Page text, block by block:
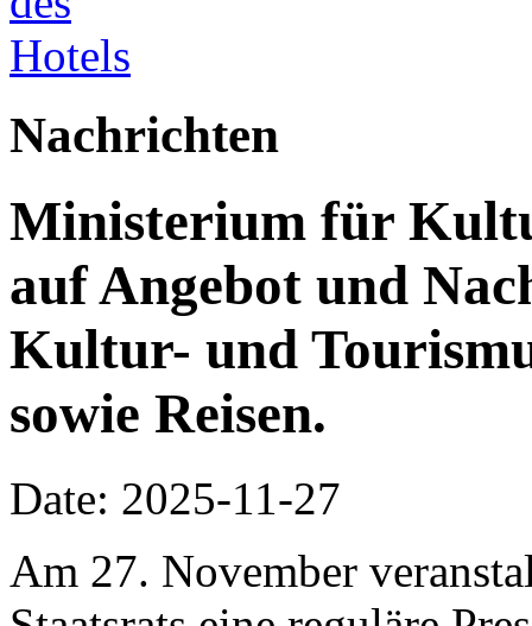
Nachrichten
Ministerium für
auf Angebot und
Kultur- und
sowie Reisen.
Date: 2025-11-27
Am 27. November